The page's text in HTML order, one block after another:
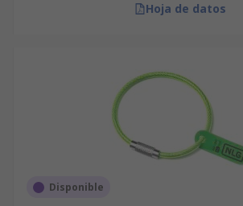
Hoja de datos
Disponible